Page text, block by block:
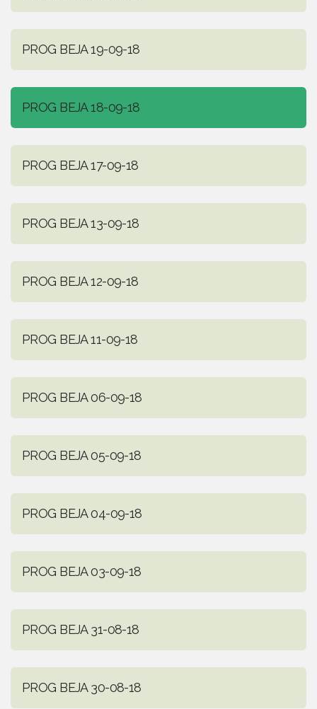
PROG BEJA 19-09-18
PROG BEJA 18-09-18
PROG BEJA 17-09-18
PROG BEJA 13-09-18
PROG BEJA 12-09-18
PROG BEJA 11-09-18
PROG BEJA 06-09-18
PROG BEJA 05-09-18
PROG BEJA 04-09-18
PROG BEJA 03-09-18
PROG BEJA 31-08-18
PROG BEJA 30-08-18